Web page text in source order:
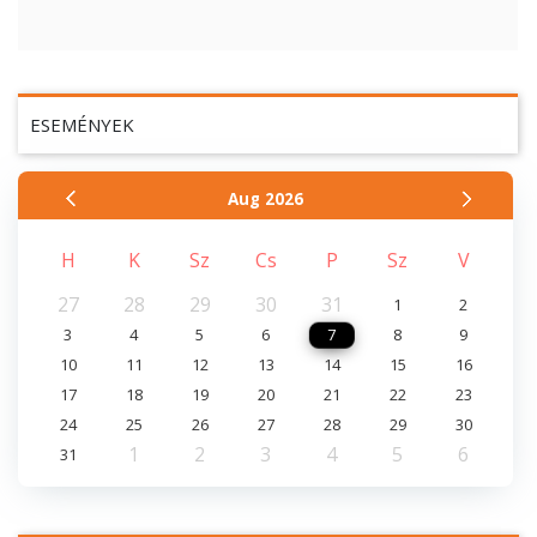
ESEMÉNYEK
Aug 2026
H K Sz Cs P Sz
V
27
28 29 30 31 1
2
3
4 5 6 7 8
9
10
11 12 13 14 15
16
17
18 19 20 21 22
23
24
25 26 27 28 29
30
31
1 2 3 4 5 6